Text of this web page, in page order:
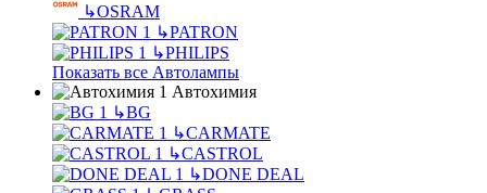
↳OSRAM
↳PATRON
↳PHILIPS
Показать все Автолампы
Автохимия
↳BG
↳CARMATE
↳CASTROL
↳DONE DEAL